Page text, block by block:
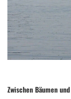
Zwischen Bäumen